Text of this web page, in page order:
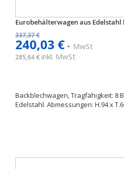
Eurobehälterwagen aus Edelstahl
337,37 €
240,03 €+ MwSt
285,64 € inkl. MwSt
Backblechwagen, Tragfähigkeit: 8
Edelstahl. Abmessungen: H.94 x